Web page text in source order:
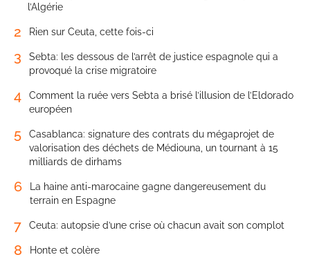
l’Algérie
2 Rien sur Ceuta, cette fois-ci
3
Sebta: les dessous de l’arrêt de justice espagnole qui a
provoqué la crise migratoire
4
Comment la ruée vers Sebta a brisé l’illusion de l’Eldorado
européen
5
Casablanca: signature des contrats du mégaprojet de
valorisation des déchets de Médiouna, un tournant à 15
milliards de dirhams
6
La haine anti-marocaine gagne dangereusement du
terrain en Espagne
7 Ceuta: autopsie d’une crise où chacun avait son complot
8 Honte et colère